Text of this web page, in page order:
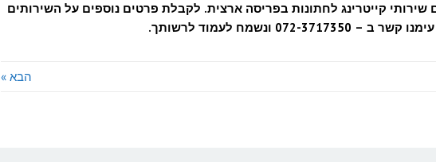
שירותי קייטרינג לחתונות בפריסה ארצית. לקבלת פרטים נוספים על השירותים
ונשמח לעמוד לרשותך.
הבא »